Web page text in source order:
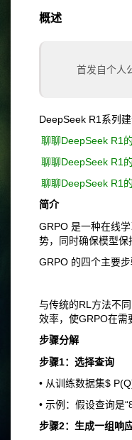
概述
首发自个人
DeepSeek R1系列
聊聊DeepSeek R1
聊聊DeepSeek R1
聊聊DeepSeek R1
简介
GRPO 是一种在线
势，同时确保模型保
GRPO 的四个主要步
与传统的RL方法不
效率，使GRPO在需
步骤分解
步骤1：选择查询
• 从训练数据集$
• 示例：假设查询是
步骤2：生成一组响